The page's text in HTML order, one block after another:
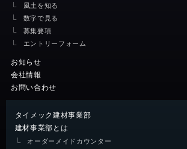
風土を知る
数字で見る
募集要項
エントリーフォーム
お知らせ
会社情報
お問い合わせ
タイメック建材事業部
建材事業部とは
オーダーメイドカウンター